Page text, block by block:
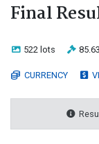
Final
522 lots 85.63
CURRENCY